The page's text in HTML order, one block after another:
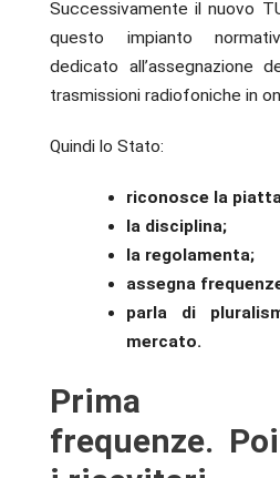
Successivamente il nuovo
questo impianto
dedicato all’assegnazione
trasmissioni radiofoniche in
Quindi lo Stato:
riconosce la
la disciplina;
la regolamenta;
assegna
parla di
mercato.
Prima
frequenze.